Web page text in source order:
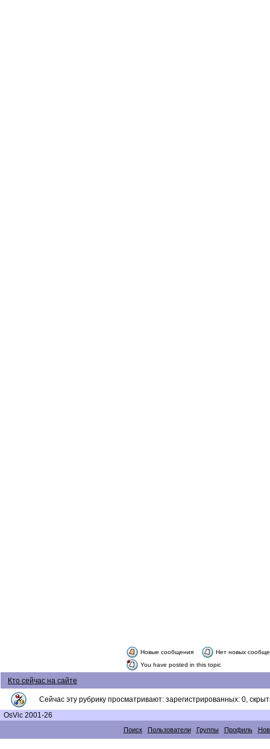
Новые сообщения
Нет новых
You have posted in this topic
Кто сейчас на сайте
Сейчас эту рубрику просматривают: зарегистрированных: 0,
OsVic 2001-26
Поиск Пользователи Группы Профиль